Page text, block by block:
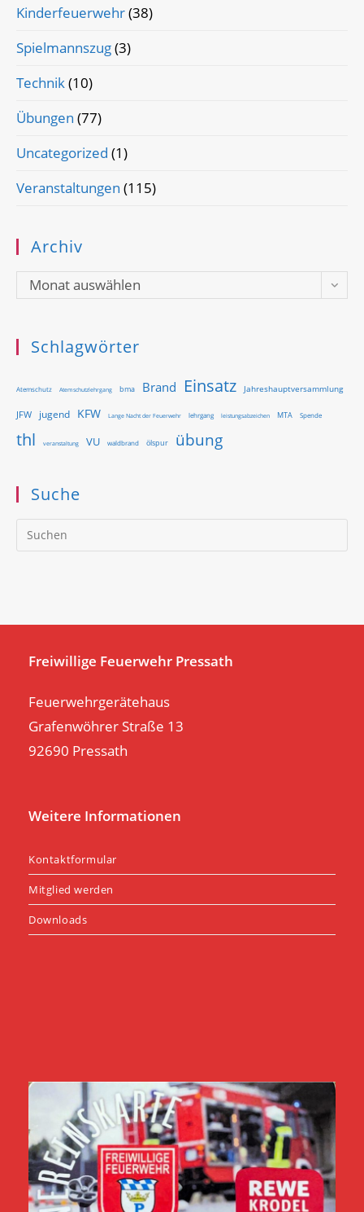
Kinderfeuerwehr(38)
Spielmannszug(3)
Technik(10)
Übungen (77)
Uncategorized (1)
Veranstaltungen (115)
Archiv
Archiv
Monat auswählen
Schlagwörter
Atemschutz Atemschutzlehrgang bma Brand Einsatz Jahreshauptversammlung
JFW jugend KFW Lange Nacht der Feuerwehr lehrgang leistungsabzeichen MTA Spende
thl veranstaltung VU waldbrand ölspur übung
Suche
Freiwillige Feuerwehr Pressath
Feuerwehrgerätehaus
Grafenwöhrer Straße 13
92690 Pressath
Weitere Informationen
Kontaktformular
Mitglied werden
Downloads